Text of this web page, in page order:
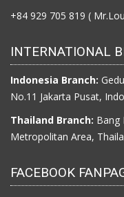
+84 929 705 819 (
INTERNATIONAL
Indonesia Branch:
No.11 Jakarta Pusat,
Thailand Branch: Bang
Metropolitan Area,
FACEBOOK